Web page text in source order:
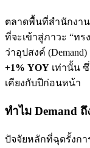
ตลาดพื้นที่สำนักงาน
ที่จะเข้าสู่ภาวะ “ทร
ว่าอุปสงค์
+1% YOY เท่านั้น
เคียงกับปีก่อนหน้า
ทำไม Demand ถึ
ปัจจัยหลักที่ฉุดรั้งก